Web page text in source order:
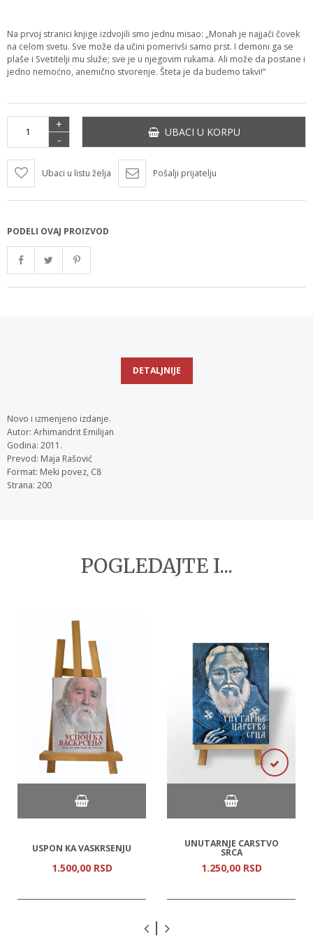
Na prvoj stranici knjige izdvojili smo jednu misao: „Monah je najjači čovek
na celom svetu. Sve može da učini pomerivši samo prst. I demoni ga se
plaše i Svetitelji mu služe; sve je u njegovim rukama. Ali može da postane i
jedno nemoćno, anemično stvorenje. Šteta je da budemo takvi!“
+
-
UBACI U KORPU
Ubaci u listu želja Pošalji prijatelju
PODELI OVAJ PROIZVOD
DETALJNIJE
Novo i izmenjeno izdanje.
Autor: Arhimandrit Emilijan
Godina: 2011.
Prevod: Maja Rašović
Format: Meki povez, C8
Strana: 200
POGLEDAJTE I...
USPON KA VASKRSENJU
1.500,00 RSD
UNUTARNJE CARSTVO
SRCA
1.250,00 RSD